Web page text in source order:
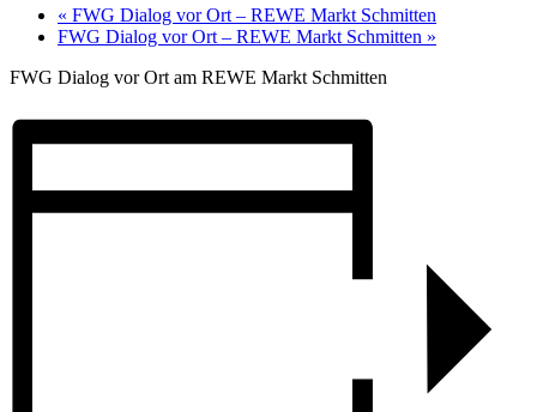
« FWG Dialog vor Ort – REWE Markt Schmitten
FWG Dialog vor Ort – REWE Markt Schmitten »
FWG Dialog vor Ort am REWE Markt Schmitten